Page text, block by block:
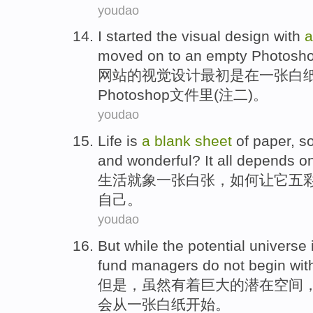
youdao
I started the visual design with a
moved on to an empty
网站的视觉设计最初是在一张白
Photoshop文件里(注二)。
youdao
Life is a blank sheet of paper,
and wonderful? It all depends
生活就象一张白张， 如何让它五
自己。
youdao
But while the potential universe
fund managers do not begin
但是 ， 虽然有着巨大的潜在空间
会从一张白纸开始。